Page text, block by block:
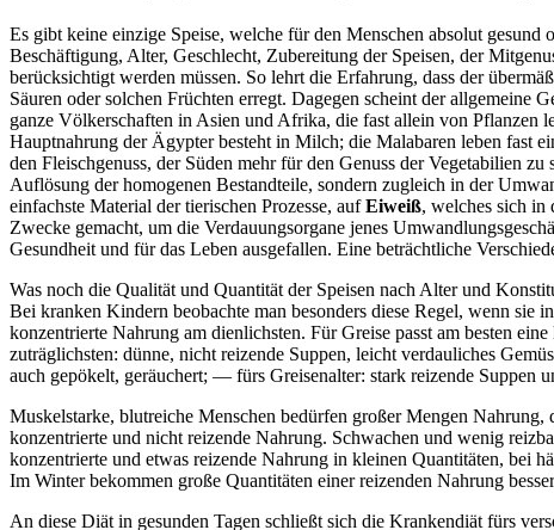
Es gibt keine einzige Speise, welche für den Menschen absolut
Beschäftigung, Alter, Geschlecht, Zubereitung der Speisen, der
berücksichtigt werden müssen. So lehrt die Erfahrung, dass der
Säuren oder solchen Früchten erregt. Dagegen scheint der allgemeine
ganze Völkerschaften in Asien und Afrika, die fast allein von Pflanzen
Hauptnahrung der Ägypter besteht in Milch; die Malabaren leben fast
den Fleischgenuss, der Süden mehr für den Genuss der Vegetabilien
Auflösung der homogenen Bestandteile, sondern zugleich in der
einfachste Material der tierischen Prozesse, aufEiweiß, welches sich in
Zwecke gemacht, um die Verdauungsorgane jenes
Gesundheit und für das Leben ausgefallen. Eine beträchtliche
Was noch die Qualität und Quantität der Speisen nach Alter und
Bei kranken Kindern beobachte man besonders diese Regel, wenn sie
konzentrierte Nahrung am dienlichsten. Für Greise passt am besten
zuträglichsten: dünne, nicht reizende Suppen, leicht verdauliches
auch gepökelt, geräuchert; — fürs Greisenalter: stark reizende Suppen
Muskelstarke, blutreiche Menschen bedürfen großer Mengen
konzentrierte und nicht reizende Nahrung. Schwachen und wenig
konzentrierte und etwas reizende Nahrung in kleinen Quantitäten, bei
Im Winter bekommen große Quantitäten einer reizenden Nahrung
An diese Diät in gesunden Tagen schließt sich die Krankendiät fürs